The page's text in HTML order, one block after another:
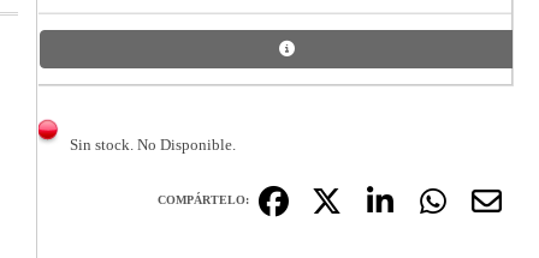
Sin stock. No Disponible.
COMPÁRTELO: